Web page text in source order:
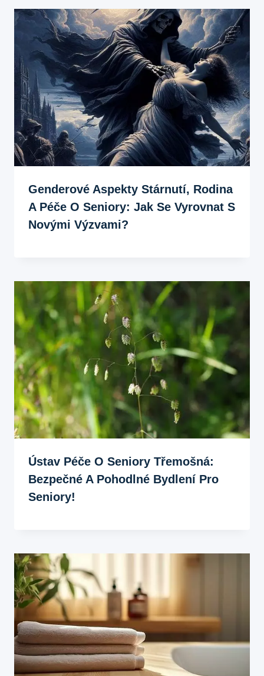
Genderové Aspekty Stárnutí, Rodina
A Péče O Seniory: Jak Se Vyrovnat S
Novými Výzvami?
Ústav Péče O Seniory Třemošná:
Bezpečné A Pohodlné Bydlení Pro
Seniory!